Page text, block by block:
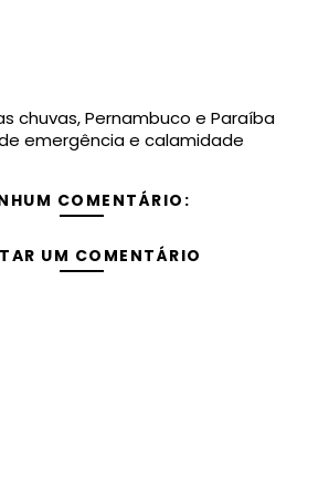
chuvas, Pernambuco e Paraíba
emergência e calamidade
COMENTÁRIO:
UM COMENTÁRIO